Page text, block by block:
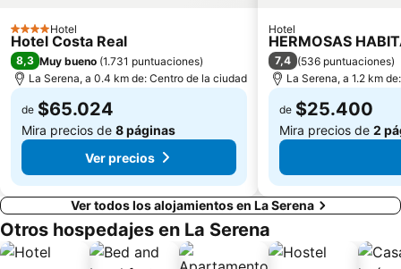
4 Estrellas
Hotel
Hotel Costa Real
8,3 Muy bueno (1.731 puntuaciones)
La Serena, a 0.4 km de: Centro de la ciudad
de $65.024
Mira precios de 8 páginas
Ver precios
Hotel
HERMOSAS
7,4 (536 puntuaciones)
La Serena, a 1.2 km
de $25.400
Mira precios de 2
Ver todos los alojamientos en La Serena
Otros hospedajes en La Serena